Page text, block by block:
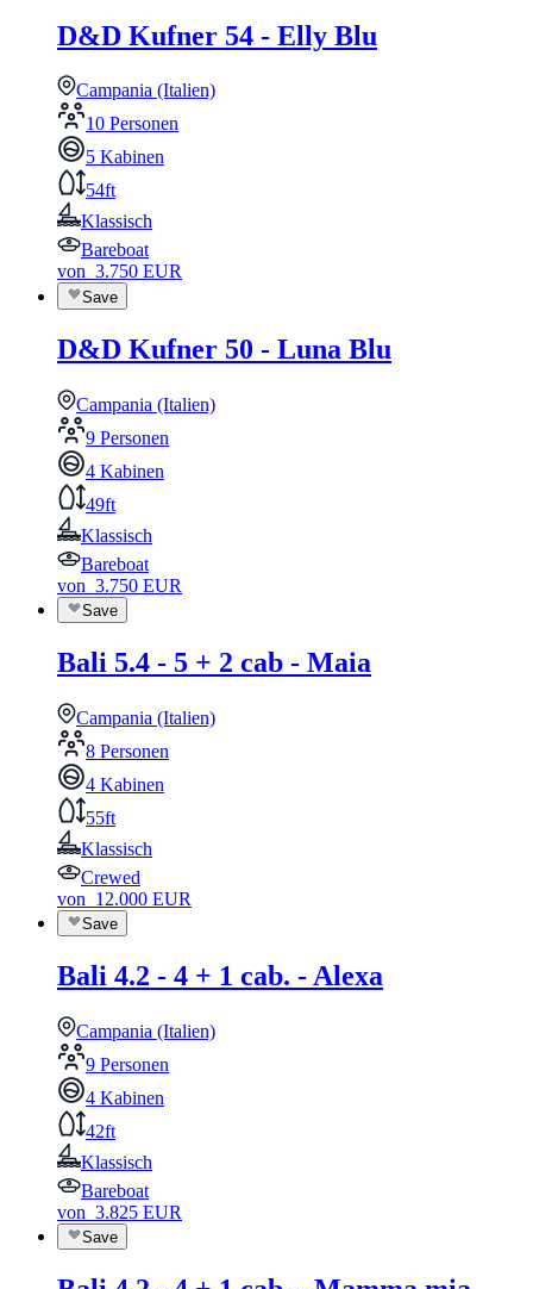
D&D Kufner 54 - Elly Blu
Campania (Italien)
10 Personen
5 Kabinen
54ft
Klassisch
Bareboat
von 3.750 EUR
Save
D&D Kufner 50 - Luna Blu
Campania (Italien)
9 Personen
4 Kabinen
49ft
Klassisch
Bareboat
von 3.750 EUR
Save
Bali 5.4 - 5 + 2 cab - Maia
Campania (Italien)
8 Personen
4 Kabinen
55ft
Klassisch
Crewed
von 12.000 EUR
Save
Bali 4.2 - 4 + 1 cab. - Alexa
Campania (Italien)
9 Personen
4 Kabinen
42ft
Klassisch
Bareboat
von 3.825 EUR
Save